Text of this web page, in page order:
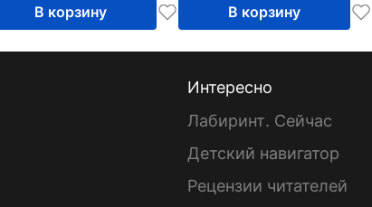
В корзину В корзину
Интересно
Лабиринт. Сейчас
Детский навигатор
Рецензии читателей